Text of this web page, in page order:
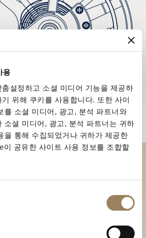
용
설정하고 소셜 미디어 기능을 제공하
위해 쿠키를 사용합니다. 또한 사이
를 소셜 미디어, 광고, 분석 파트너와
소셜 미디어, 광고, 분석 파트너는 귀하
을 통해 수집되었거나 귀하가 제공한
이 공유한 사이트 사용 정보를 조합할